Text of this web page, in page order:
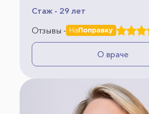
Стаж - 29 лет
Отзывы -
О враче